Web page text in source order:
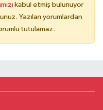
kabul etmiş bulunuyor
Yazılan yorumlardan
tutulamaz.